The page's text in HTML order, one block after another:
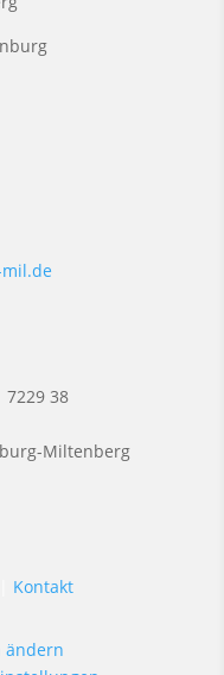
7229 38
Miltenberg
Kontakt
ändern